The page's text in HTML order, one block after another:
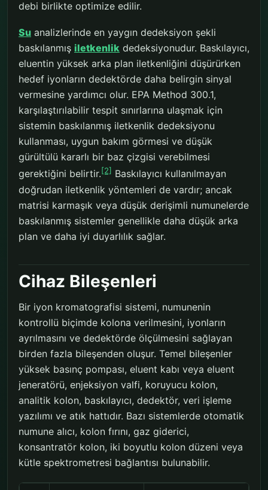
debi birlikte optimize edilir.
Su analizlerinde en yaygın dedeksiyon şekli
baskılanmış iletkenlik dedeksiyonudur. Baskılayıcı,
eluentin yüksek arka plan iletkenliğini düşürürken
hedef iyonların dedektörde daha belirgin sinyal
vermesine yardımcı olur. EPA Method 300.1,
karşılaştırılabilir tespit sınırlarına ulaşmak için
sistemin baskılanmış iletkenlik dedeksiyonu
kullanması, uygun bakım görmesi ve düşük
gürültülü kararlı bir baz çizgisi verebilmesi
gerektiğini belirtir.[2] Baskılayıcı kullanılmayan
doğrudan iletkenlik yöntemleri de vardır; ancak
matrisi karmaşık veya düşük derişimli numunelerde
baskılanmış sistemler genellikle daha düşük arka
plan ve daha iyi duyarlılık sağlar.
Cihaz Bileşenleri
Bir iyon kromatografisi sistemi, numunenin
kontrollü biçimde kolona verilmesini, iyonların
ayrılmasını ve dedektörde ölçülmesini sağlayan
birden fazla bileşenden oluşur. Temel bileşenler
yüksek basınç pompası, eluent kabı veya eluent
jeneratörü, enjeksiyon valfi, koruyucu kolon,
analitik kolon, baskılayıcı, dedektör, veri işleme
yazılımı ve atık hattıdır. Bazı sistemlerde otomatik
numune alıcı, kolon fırını, gaz giderici,
konsantratör kolon, iki boyutlu kolon düzeni veya
kütle spektrometresi bağlantısı bulunabilir.